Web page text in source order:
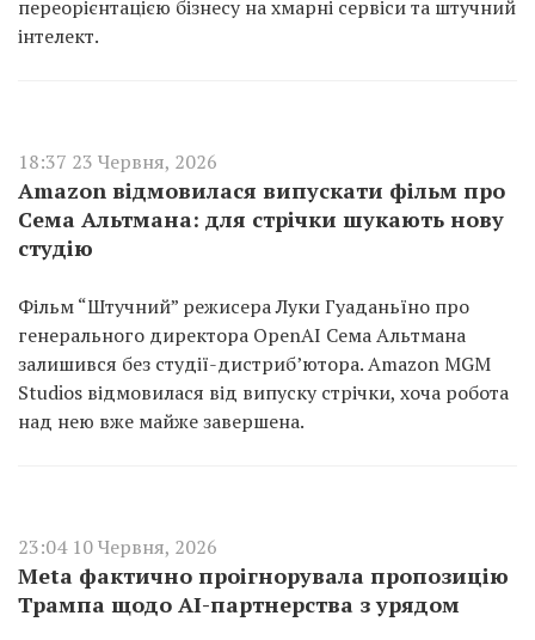
переорієнтацією бізнесу на хмарні сервіси та штучний
інтелект.
18:37 23 Червня, 2026
Amazon відмовилася випускати фільм про
Сема Альтмана: для стрічки шукають нову
студію
Фільм “Штучний” режисера Луки Гуаданьїно про
генерального директора OpenAI Сема Альтмана
залишився без студії-дистриб’ютора. Amazon MGM
Studios відмовилася від випуску стрічки, хоча робота
над нею вже майже завершена.
23:04 10 Червня, 2026
Meta фактично проігнорувала пропозицію
Трампа щодо AI-партнерства з урядом